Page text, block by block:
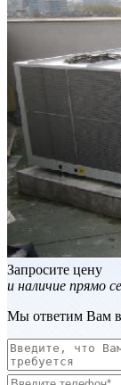
Запросите цену
и наличие прямо
Мы ответим Вам